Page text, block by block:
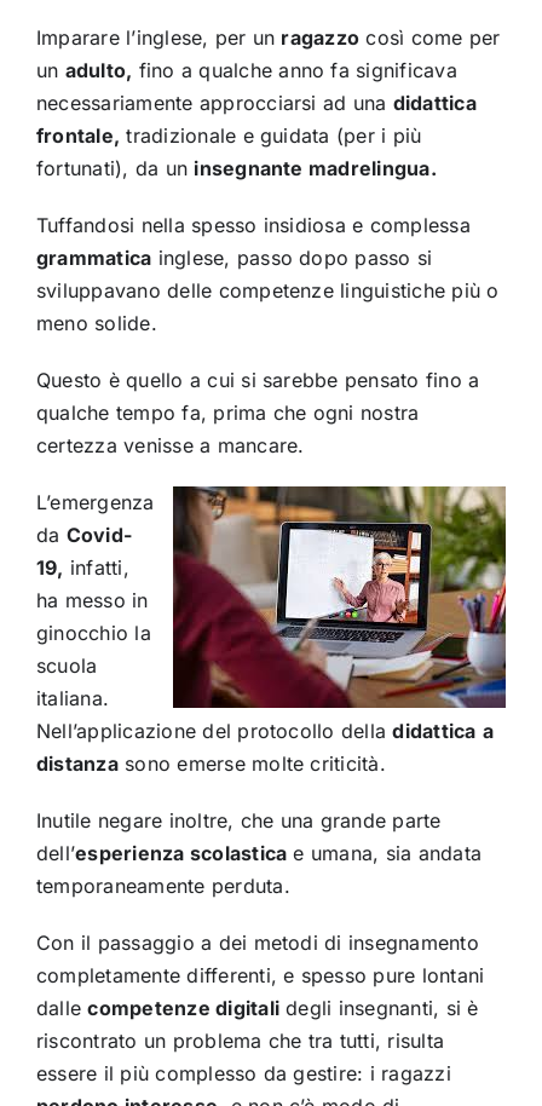
Imparare l’inglese, per un ragazzo così come per
un adulto, fino a qualche anno fa significava
necessariamente approcciarsi ad una didattica
frontale, tradizionale e guidata (per i più
fortunati), da un insegnante madrelingua.
Tuffandosi nella spesso insidiosa e complessa
grammatica inglese, passo dopo passo si
sviluppavano delle competenze linguistiche più o
meno solide.
Questo è quello a cui si sarebbe pensato fino a
qualche tempo fa, prima che ogni nostra
certezza venisse a mancare.
L’emergenza
da Covid-
19, infatti,
ha messo in
ginocchio la
scuola
italiana.
Nell’applicazione del protocollo delladidattica a
distanzasono emerse molte criticità.
Inutile negare inoltre, che una grande parte
dell’esperienza scolastica e umana, sia andata
temporaneamente perduta.
Con il passaggio a dei metodi di insegnamento
completamente differenti, e spesso pure lontani
dallecompetenze digitali degli insegnanti, si è
riscontrato un problema che tra tutti, risulta
essere il più complesso da gestire: i ragazzi